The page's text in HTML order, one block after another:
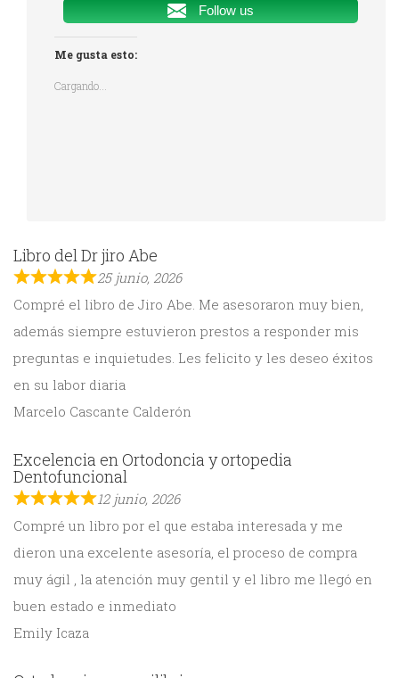
Follow us
Me gusta esto:
Cargando...
Libro del Dr jiro Abe
25 junio, 2026
Compré el libro de Jiro Abe. Me asesoraron muy bien,
además siempre estuvieron prestos a responder mis
preguntas e inquietudes. Les felicito y les deseo éxitos
en su labor diaria
Marcelo Cascante Calderón
Excelencia en Ortodoncia y ortopedia
Dentofuncional
12 junio, 2026
Compré un libro por el que estaba interesada y me
dieron una excelente asesoría, el proceso de compra
muy ágil , la atención muy gentil y el libro me llegó en
buen estado e inmediato
Emily Icaza